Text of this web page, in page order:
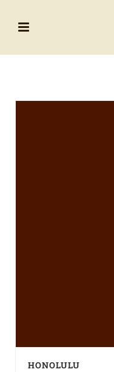
HONOLULU